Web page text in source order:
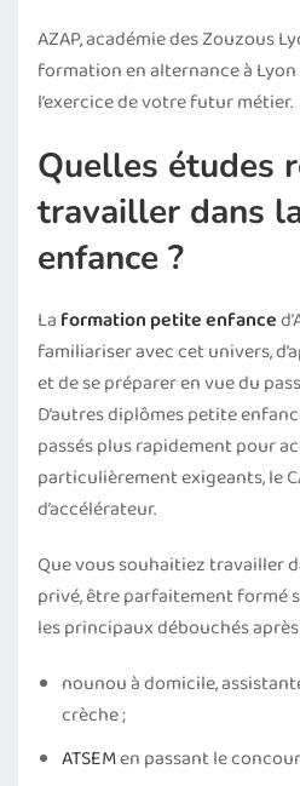
AZAP, académie des Zouzous
formation en alternance à Lyon
l’exercice de votre futur métier.
Quelles études
travailler dans
enfance ?
La formation petite enfance
familiariser avec cet univers,
et de se préparer en vue du
D’autres diplômes petite
passés plus rapidement pour
particulièrement exigeants, le
d’accélérateur.
Que vous souhaitiez travailler
privé, être parfaitement formé
les principaux débouchés après
nounou à domicile,
crèche ;
ATSEMen passant le